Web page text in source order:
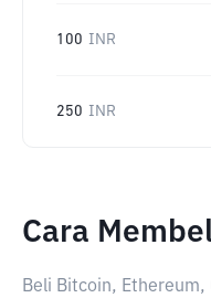
100 INR
250 INR
Cara
Beli Bitcoin,